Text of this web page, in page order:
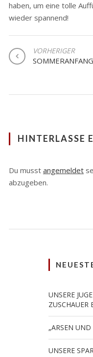
haben, um eine tolle
wieder spannend!
VORHERIGER
SOMMERANFANG
HINTERLASSE
Du musst angemeldet
abzugeben.
UNSERE
ZUSCHAUER
„ARSEN
UNSERE